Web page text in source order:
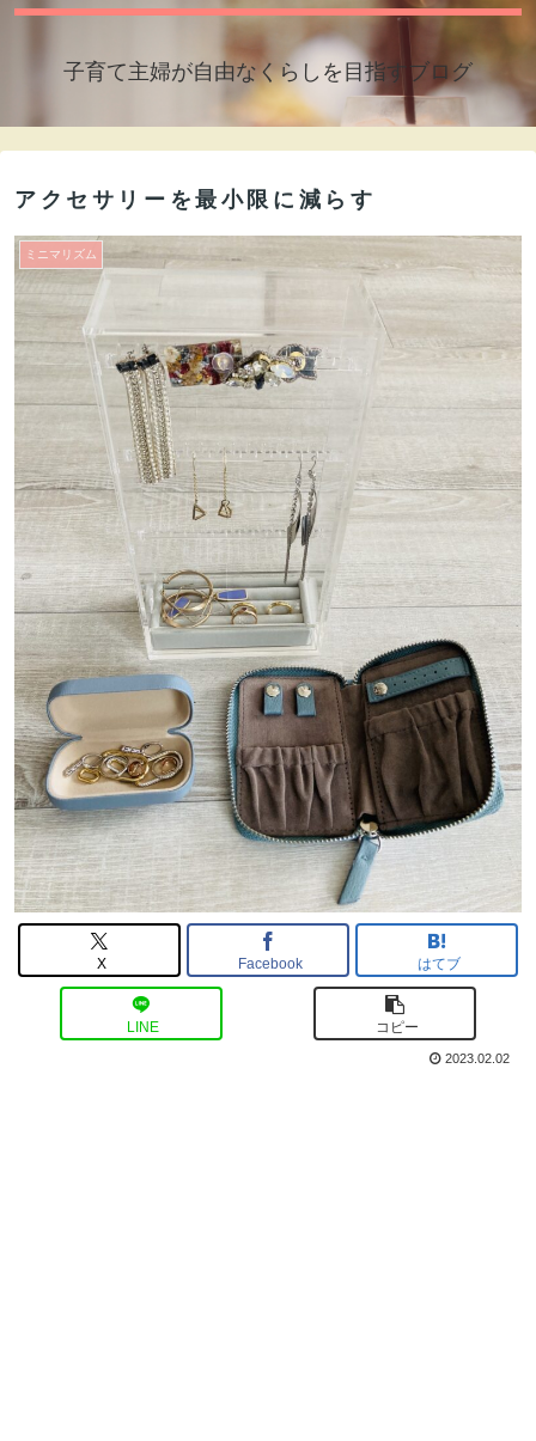
子育て主婦が自由なくらしを目指すブログ
アクセサリーを最小限に減らす
ミニマリズム
X Facebook はてブ
LINE コピー
2023.02.02